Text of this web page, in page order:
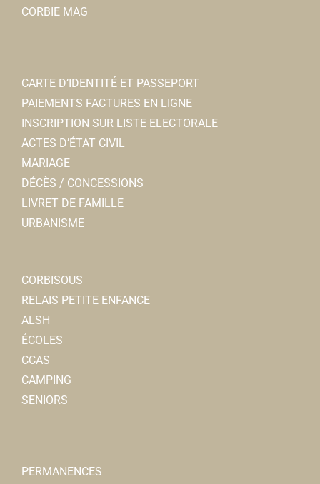
CORBIE MAG
CARTE D’IDENTITÉ ET PASSEPORT
PAIEMENTS FACTURES EN LIGNE
INSCRIPTION SUR LISTE ELECTORALE
ACTES D’ÉTAT CIVIL
MARIAGE
DÉCÈS / CONCESSIONS
LIVRET DE FAMILLE
URBANISME
CORBISOUS
RELAIS PETITE ENFANCE
ALSH
ÉCOLES
CCAS
CAMPING
SENIORS
PERMANENCES